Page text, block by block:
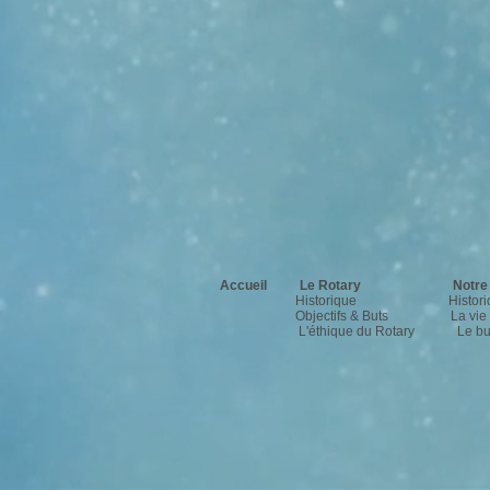
Accueil Le Rotary
Historique
Objectifs & Buts
La
L'éthique du Rotary Le